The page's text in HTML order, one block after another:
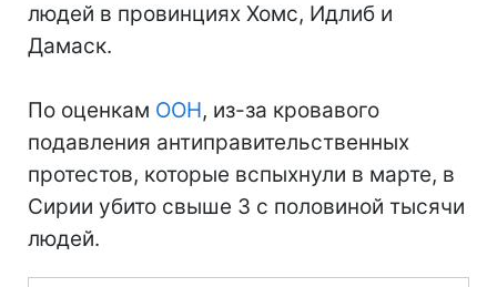
людей в провинциях Хомс, Идлиб и
Дамаск.
По оценкам ООН, из-за кровавого
подавления антиправительственных
протестов, которые вспыхнули в марте, в
Сирии убито свыше 3 с половиной тысячи
людей.